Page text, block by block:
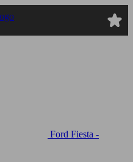
Ford Fiesta -